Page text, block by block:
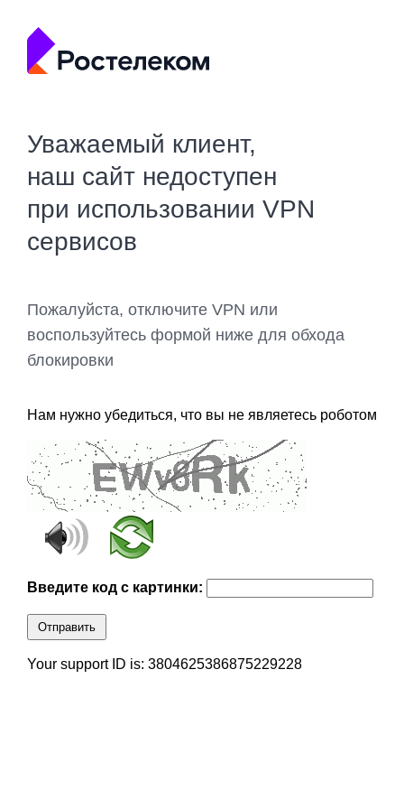
Уважаемый клиент,
наш сайт недоступен
при использовании VPN
сервисов
Пожалуйста, отключите VPN или
воспользуйтесь формой ниже для обхода
блокировки
Нам нужно убедиться, что вы не являетесь роботом
Введите код с картинки:
Отправить
Your support ID is: 3804625386875229228